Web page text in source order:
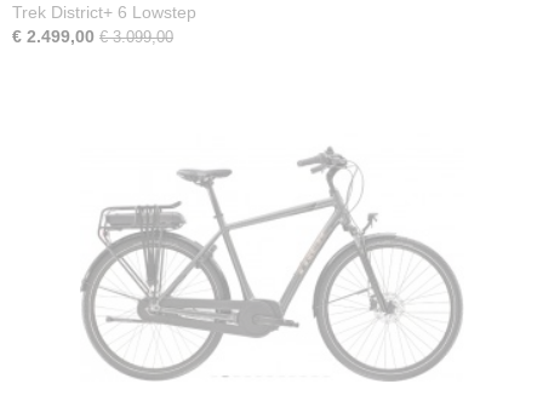
Ja
Geveerde voorvork
Fabrieksgarantie
Trek District+ 6 Lowstep
€ 2.499,00 € 3.099,00